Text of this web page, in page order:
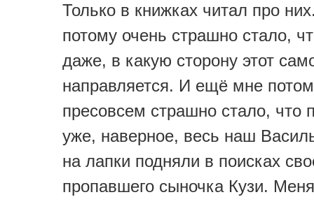
Только в книжках читал про
потому очень страшно стало,
даже, в какую сторону этот
направляется. И ещё мне
пресовсем страшно стало, что
уже, наверное, весь наш
на лапки подняли в поисках
пропавшего сыночка Кузи.